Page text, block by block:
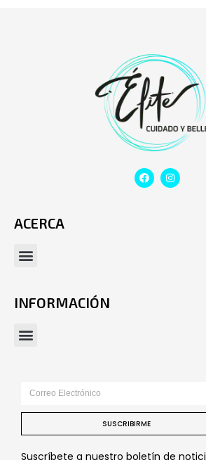
ACERCA
INFORMACIÓN
SUSCRIBIRME
Suscríbete a nuestro boletín de